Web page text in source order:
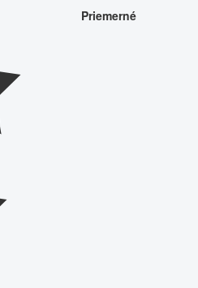
Priemerné